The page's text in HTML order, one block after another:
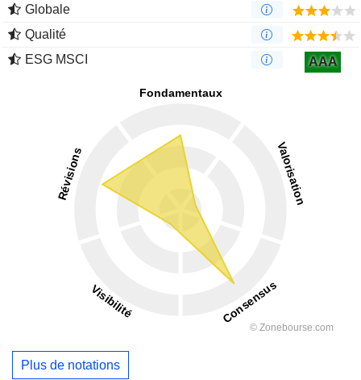
Globale
Qualité
ESG MSCI
AAA
Plus de notations